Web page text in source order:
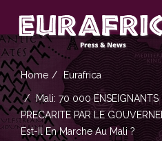
Home Eurafrica
Mali: 70 000 ENSEIGNANTS
PRECARITE PAR LE
Est-Il En Marche Au Mali ?